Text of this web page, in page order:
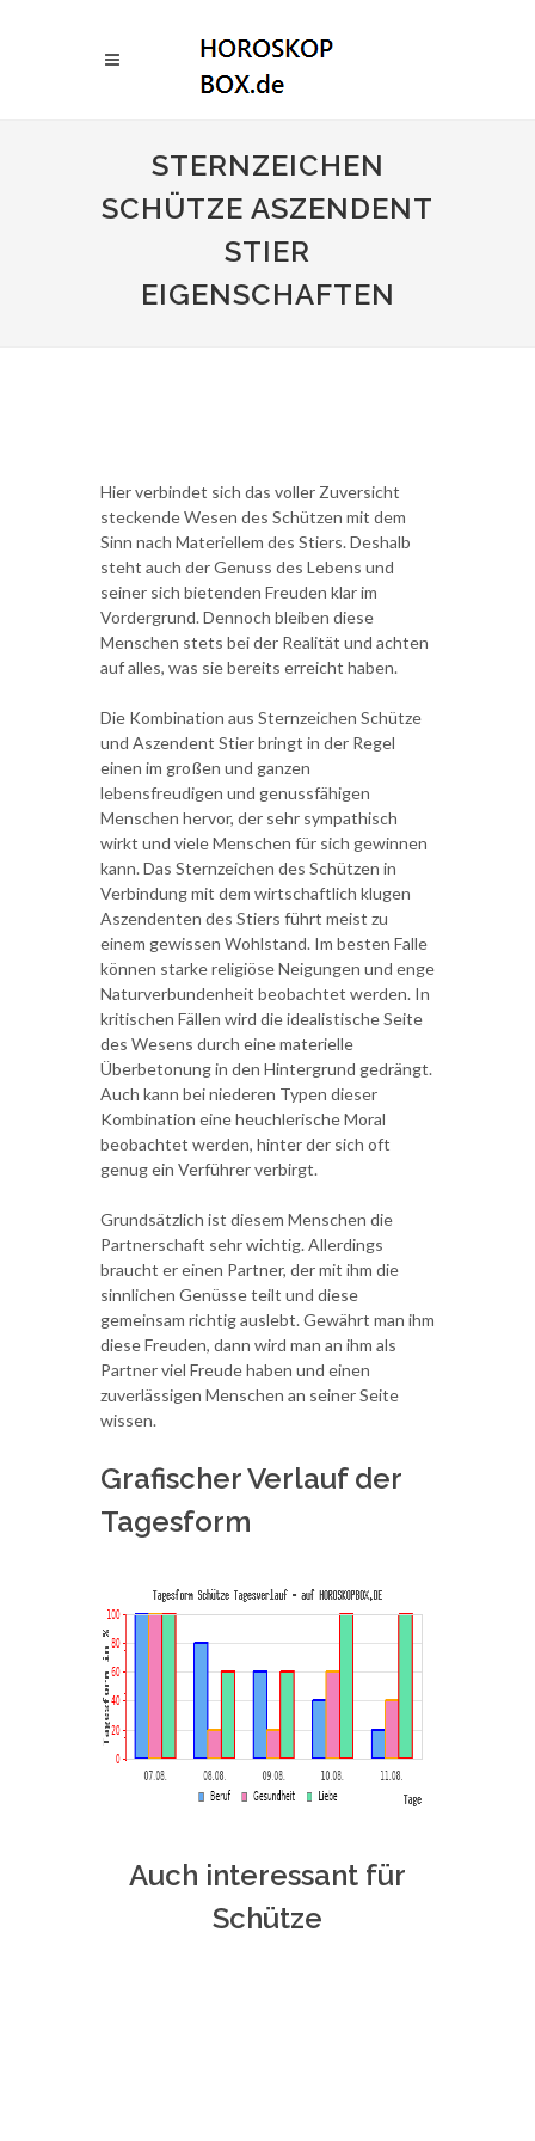
STERNZEICHEN
SCHÜTZE ASZENDENT
STIER
EIGENSCHAFTEN
Hier verbindet sich das voller Zuversicht
steckende Wesen des Schützen mit dem
Sinn nach Materiellem des Stiers. Deshalb
steht auch der Genuss des Lebens und
seiner sich bietenden Freuden klar im
Vordergrund. Dennoch bleiben diese
Menschen stets bei der Realität und achten
auf alles, was sie bereits erreicht haben.
Die Kombination aus Sternzeichen Schütze
und Aszendent Stier bringt in der Regel
einen im großen und ganzen
lebensfreudigen und genussfähigen
Menschen hervor, der sehr sympathisch
wirkt und viele Menschen für sich gewinnen
kann. Das Sternzeichen des Schützen in
Verbindung mit dem wirtschaftlich klugen
Aszendenten des Stiers führt meist zu
einem gewissen Wohlstand. Im besten Falle
können starke religiöse Neigungen und enge
Naturverbundenheit beobachtet werden. In
kritischen Fällen wird die idealistische Seite
des Wesens durch eine materielle
Überbetonung in den Hintergrund gedrängt.
Auch kann bei niederen Typen dieser
Kombination eine heuchlerische Moral
beobachtet werden, hinter der sich oft
genug ein Verführer verbirgt.
Grundsätzlich ist diesem Menschen die
Partnerschaft sehr wichtig. Allerdings
braucht er einen Partner, der mit ihm die
sinnlichen Genüsse teilt und diese
gemeinsam richtig auslebt. Gewährt man ihm
diese Freuden, dann wird man an ihm als
Partner viel Freude haben und einen
zuverlässigen Menschen an seiner Seite
wissen.
Grafischer Verlauf der
Tagesform
Auch interessant für
Schütze